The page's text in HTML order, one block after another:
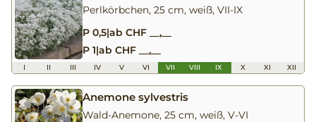
Perlkörbchen, 25 cm, weiß, VII-IX
P 0,5|ab CHF __,__
P 1|ab CHF __,__
I II III IV V VI VII VIII IX X XI XII
Anemone sylvestris
Wald-Anemone, 25 cm, weiß, V-VI